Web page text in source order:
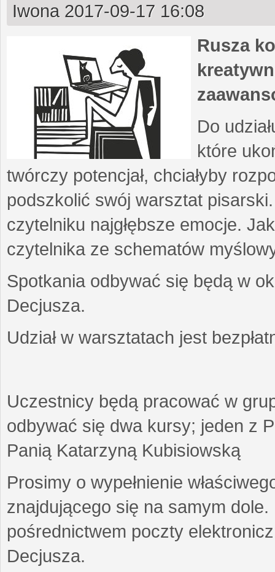
Iwona 2017-09-17 16:08
Rusza
Do
które
twórczy potencjał, chciałyby
podszkolić swój warsztat
czytelniku najgłębsze emocje.
czytelnika ze schematów
Spotkania odbywać się będą w
Decjusza.
Udział w warsztatach jest
Uczestnicy będą pracować w
odbywać się dwa kursy; jeden z
Panią Katarzyną Kubisiowską
Prosimy o wypełnienie
znajdującego się na samym
pośrednictwem poczty
Decjusza.